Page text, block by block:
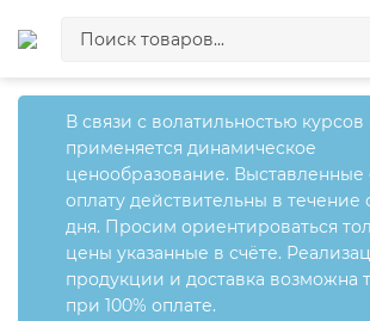
В связи с волатильностью
применяется динамическое
ценообразование. Выставленные
оплату действительны в течение
дня. Просим ориентироваться
цены указанные в счёте.
продукции и доставка возможна
при 100% оплате.